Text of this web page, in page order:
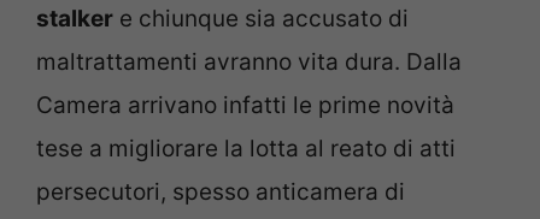
stalker e chiunque sia accusato di
maltrattamenti avranno vita dura. Dalla
Camera arrivano infatti le prime novità
tese a migliorare la lotta al reato di atti
persecutori, spesso anticamera di